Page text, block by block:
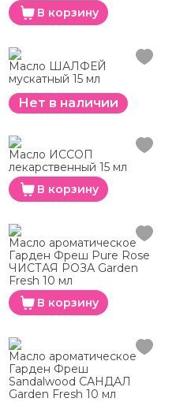
В корзину
Масло ШАЛФЕЙ
мускатный 15 мл
Нет в наличии
Масло ИССОП
лекарственный 15 мл
В корзину
Масло ароматическое
Гарден Фреш Pure Rose
ЧИСТАЯ РОЗА Garden
Fresh 10 мл
В корзину
Масло ароматическое
Гарден Фреш
Sandalwood САНДАЛ
Garden Fresh 10 мл